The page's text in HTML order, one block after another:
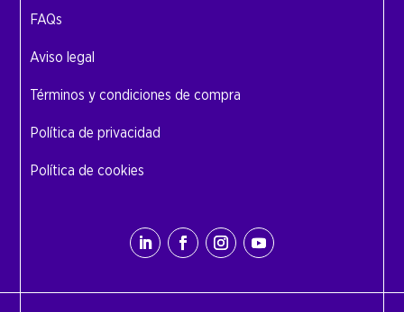
FAQs
Aviso legal
Términos y condiciones de compra
Política de privacidad
Política de cookies